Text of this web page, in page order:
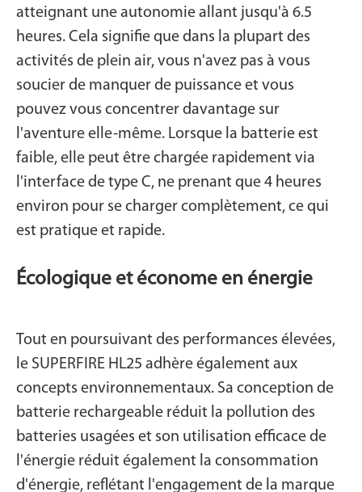
atteignant une autonomie allant jusqu'à 6.5
heures. Cela signifie que dans la plupart des
activités de plein air, vous n'avez pas à vous
soucier de manquer de puissance et vous
pouvez vous concentrer davantage sur
l'aventure elle-même. Lorsque la batterie est
faible, elle peut être chargée rapidement via
l'interface de type C, ne prenant que 4 heures
environ pour se charger complètement, ce qui
est pratique et rapide.
Écologique et économe en énergie
Tout en poursuivant des performances élevées,
le SUPERFIRE HL25 adhère également aux
concepts environnementaux. Sa conception de
batterie rechargeable réduit la pollution des
batteries usagées et son utilisation efficace de
l'énergie réduit également la consommation
d'énergie, reflétant l'engagement de la marque